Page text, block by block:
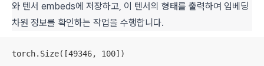
와 텐서 embeds에 저장하고, 이 텐서의 형태를 출력하여 임베딩
차원 정보를 확인하는 작업을 수행합니다.
torch.Size([49346, 100])